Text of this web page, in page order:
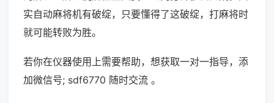
实自动麻将机有破绽，只要懂得了这破绽，打麻将时
就可能转败为胜。
若你在仪器使用上需要帮助，想获取一对一指导，添
加微信号; sdf6770 随时交流 。